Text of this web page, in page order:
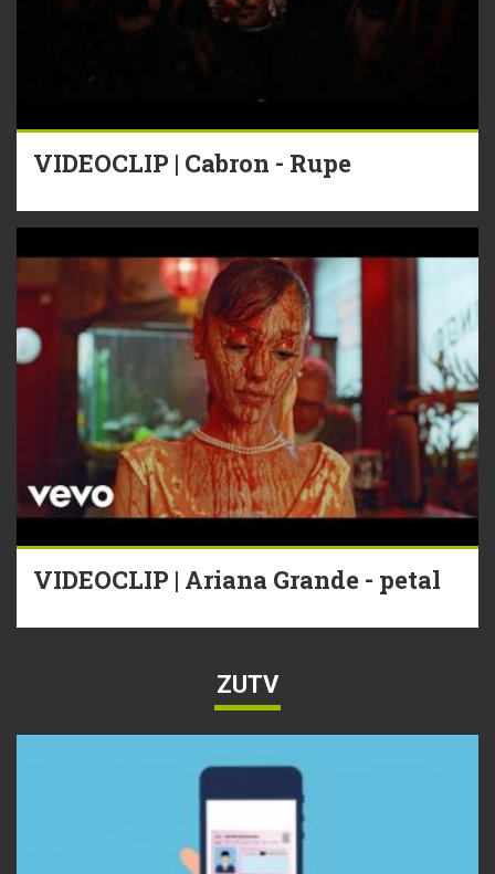
VIDEOCLIP | Cabron - Rupe
VIDEOCLIP | Ariana Grande - petal
ZUTV